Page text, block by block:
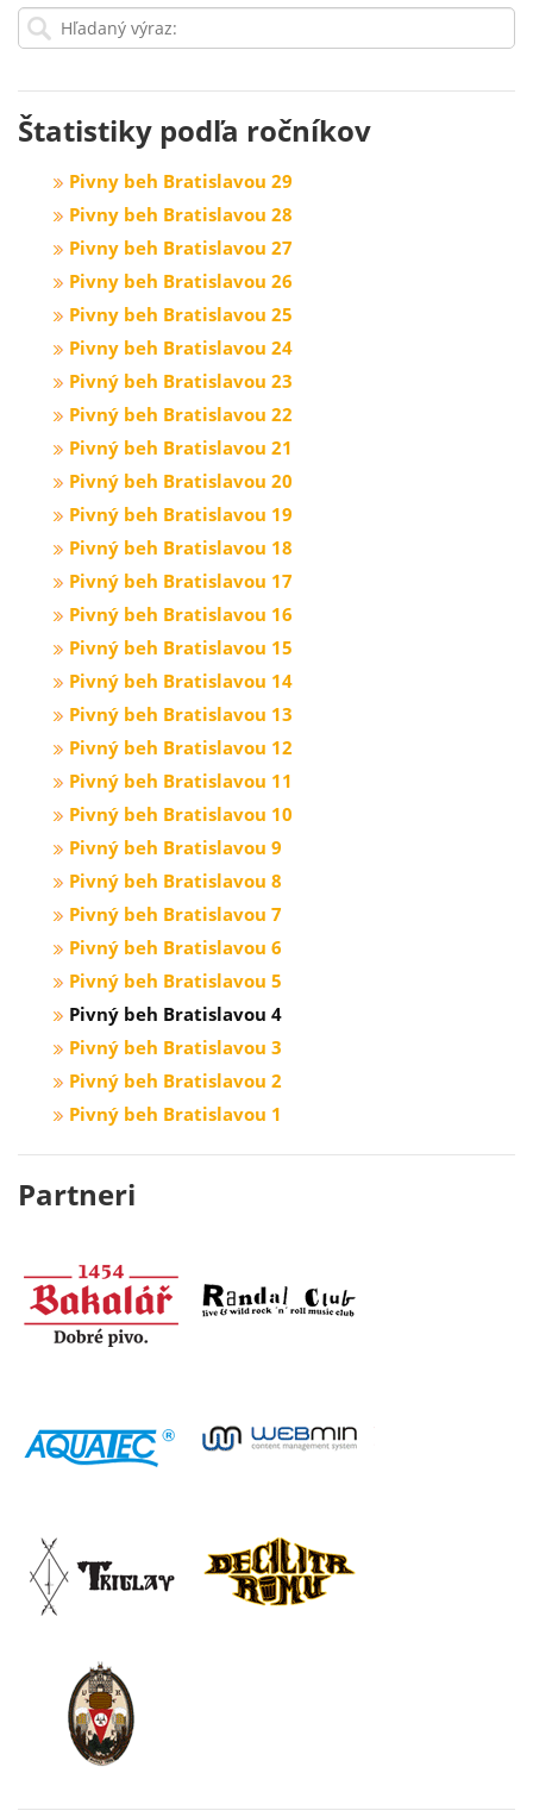
Štatistiky podľa ročníkov
Pivny beh Bratislavou 29
Pivny beh Bratislavou 28
Pivny beh Bratislavou 27
Pivny beh Bratislavou 26
Pivny beh Bratislavou 25
Pivny beh Bratislavou 24
Pivný beh Bratislavou 23
Pivný beh Bratislavou 22
Pivný beh Bratislavou 21
Pivný beh Bratislavou 20
Pivný beh Bratislavou 19
Pivný beh Bratislavou 18
Pivný beh Bratislavou 17
Pivný beh Bratislavou 16
Pivný beh Bratislavou 15
Pivný beh Bratislavou 14
Pivný beh Bratislavou 13
Pivný beh Bratislavou 12
Pivný beh Bratislavou 11
Pivný beh Bratislavou 10
Pivný beh Bratislavou 9
Pivný beh Bratislavou 8
Pivný beh Bratislavou 7
Pivný beh Bratislavou 6
Pivný beh Bratislavou 5
Pivný beh Bratislavou 4
Pivný beh Bratislavou 3
Pivný beh Bratislavou 2
Pivný beh Bratislavou 1
Partneri